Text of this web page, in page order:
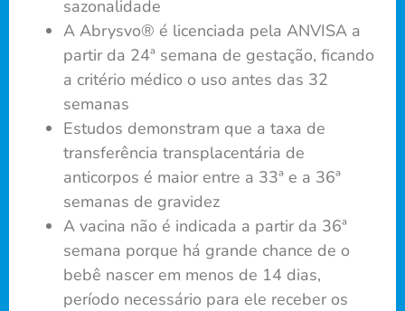
sazonalidade
A Abrysvo® é licenciada pela ANVISA a
partir da 24ª semana de gestação, ficando
a critério médico o uso antes das 32
semanas
Estudos demonstram que a taxa de
transferência transplacentária de
anticorpos é maior entre a 33ª e a 36ª
semanas de gravidez
A vacina não é indicada a partir da 36ª
semana porque há grande chance de o
bebê nascer em menos de 14 dias,
período necessário para ele receber os